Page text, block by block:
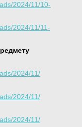
2024/11/10-
2024/11/11-
2024/11/
2024/11/
2024/11/